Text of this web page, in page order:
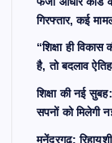
गिरफ्तार, कई
“शिक्षा ही
है, तो बदलाव
शिक्षा की नई
सपनों को मिलेगी
मनेंद्रगढ़: